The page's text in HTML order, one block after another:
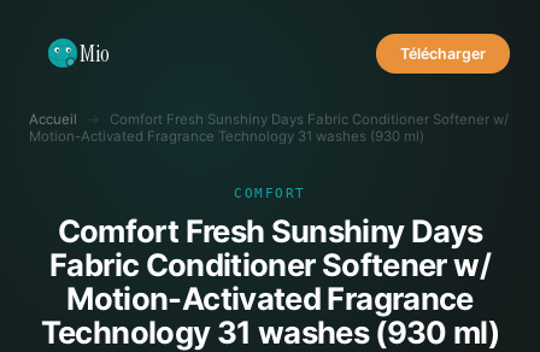
Mio Télécharger
Accueil →
Comfort Fresh Sunshiny Days Fabric Conditioner Softener w/
Motion-Activated Fragrance Technology 31 washes (930 ml)
COMFORT
Comfort Fresh Sunshiny Days
Fabric Conditioner Softener w/
Motion-Activated Fragrance
Technology 31 washes (930 ml)